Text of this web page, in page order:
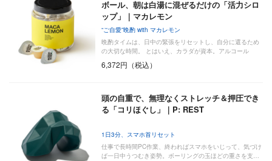
ボール、朝は白湯に混ぜるだけの「活力シロ
ップ」｜マカレモン
“ご自愛”晩酌 with マカレモン
晩酌タイムは、日中の緊張をリセットし、自分に還るため
の大切な時間。 とはいえ、カラダが資本。アルコール
6,372円（税込）
頭の自重で、無理なくストレッチ＆押圧でき
る「コリほぐし」｜P: REST
1日3分、スマホ首リセット
仕事で長時間PC作業、終わればスマホをいじって、気づけ
ば一日中うつむき姿勢。ボーリングの玉ほどの重さを支…